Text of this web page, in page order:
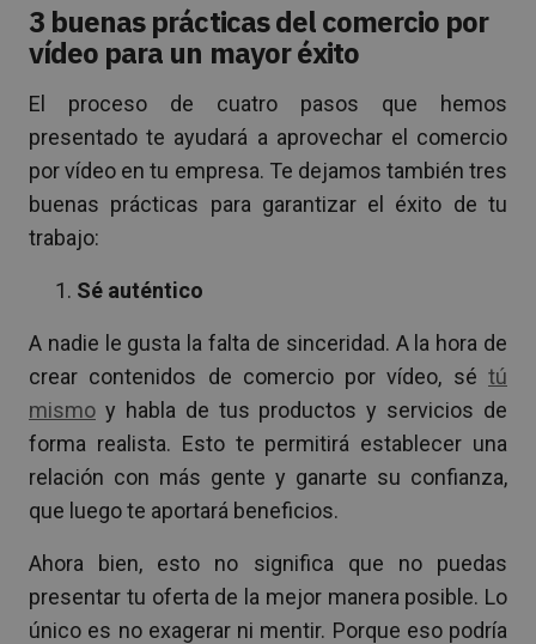
3 buenas prácticas del comercio por
vídeo para un mayor éxito
El proceso de cuatro pasos que hemos
presentado te ayudará a aprovechar el comercio
por vídeo en tu empresa. Te dejamos también tres
buenas prácticas para garantizar el éxito de tu
trabajo:
Sé auténtico
A nadie le gusta la falta de sinceridad. A la hora de
crear contenidos de comercio por vídeo, sé tú
mismo y habla de tus productos y servicios de
forma realista. Esto te permitirá establecer una
relación con más gente y ganarte su confianza,
que luego te aportará beneficios.
Ahora bien, esto no significa que no puedas
presentar tu oferta de la mejor manera posible. Lo
único es no exagerar ni mentir. Porque eso podría